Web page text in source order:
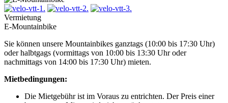
Vermietung
E-Mountainbike
Sie können unsere Mountainbikes ganztags (10:00 bis 17:30 Uhr)
oder halbtgags (vormittags von 10:00 bis 13:30 Uhr oder
nachmittags von 14:00 bis 17:30 Uhr) mieten.
Mietbedingungen:
Die Mietgebühr ist im Voraus zu entrichten. Der Preis einer